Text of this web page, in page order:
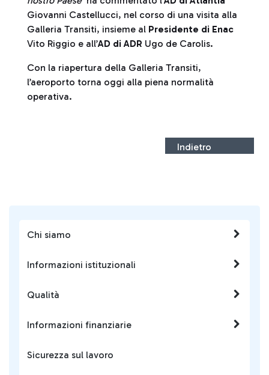
Chi siamo
Informazioni istituzionali
Qualità
Informazioni finanziarie
Sicurezza sul lavoro
Giovanni Castellucci, nel corso di una visita alla
Galleria Transiti, insieme al Presidente di Enac
Vito Riggio e all’AD di ADR Ugo de Carolis.
Con la riapertura della Galleria Transiti,
l’aeroporto torna oggi alla piena normalità
operativa.
Indietro